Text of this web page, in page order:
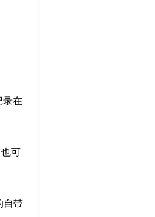
录在
可
自带